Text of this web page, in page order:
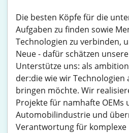
Die besten Köpfe für die
Aufgaben zu finden sowie
Technologien zu verbinden,
Neue - dafür schätzen unsere
Unterstütze uns: als
der:die wie wir Technologien
bringen möchte. Wir
Projekte für namhafte OEMs
Automobilindustrie und
Verantwortung für komplexe